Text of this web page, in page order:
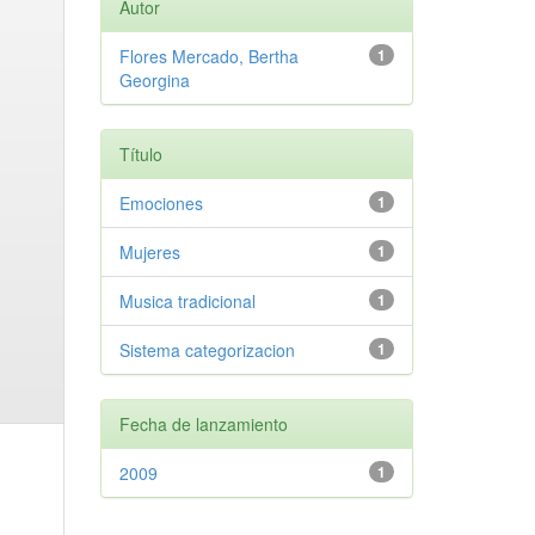
Autor
1
Flores Mercado, Bertha
Georgina
Título
1
Emociones
1
Mujeres
1
Musica tradicional
1
Sistema categorizacion
Fecha de lanzamiento
1
2009